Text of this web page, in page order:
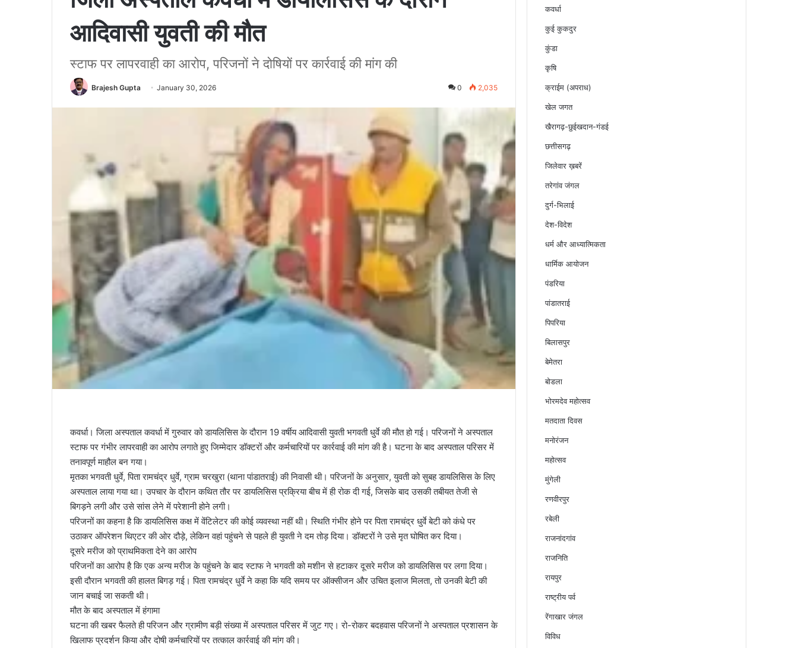
आदिवासी युवती की मौत
स्टाफ पर लापरवाही का आरोप, परिजनों ने दोषियों पर कार्रवाई की मांग की
Brajesh Gupta January 30, 2026 0 2,035
कवर्धा। जिला अस्पताल कवर्धा में गुरुवार को डायलिसिस के दौरान 19 वर्षीय आदिवासी युवती भगवती धुर्वे की मौत हो गई। परिजनों ने अस्पताल
स्टाफ पर गंभीर लापरवाही का आरोप लगाते हुए जिम्मेदार डॉक्टरों और कर्मचारियों पर कार्रवाई की मांग की है। घटना के बाद अस्पताल परिसर में
तनावपूर्ण माहौल बन गया।
मृतका भगवती धुर्वे, पिता रामचंद्र धुर्वे, ग्राम चरखुरा (थाना पांडातराई) की निवासी थी। परिजनों के अनुसार, युवती को सुबह डायलिसिस के लिए
अस्पताल लाया गया था। उपचार के दौरान कथित तौर पर डायलिसिस प्रक्रिया बीच में ही रोक दी गई, जिसके बाद उसकी तबीयत तेजी से
बिगड़ने लगी और उसे सांस लेने में परेशानी होने लगी।
परिजनों का कहना है कि डायलिसिस कक्ष में वेंटिलेटर की कोई व्यवस्था नहीं थी। स्थिति गंभीर होने पर पिता रामचंद्र धुर्वे बेटी को कंधे पर
उठाकर ऑपरेशन थिएटर की ओर दौड़े, लेकिन वहां पहुंचने से पहले ही युवती ने दम तोड़ दिया। डॉक्टरों ने उसे मृत घोषित कर दिया।
दूसरे मरीज को प्राथमिकता देने का आरोप
परिजनों का आरोप है कि एक अन्य मरीज के पहुंचने के बाद स्टाफ ने भगवती को मशीन से हटाकर दूसरे मरीज को डायलिसिस पर लगा दिया।
इसी दौरान भगवती की हालत बिगड़ गई। पिता रामचंद्र धुर्वे ने कहा कि यदि समय पर ऑक्सीजन और उचित इलाज मिलता, तो उनकी बेटी की
जान बचाई जा सकती थी।
मौत के बाद अस्पताल में हंगामा
घटना की खबर फैलते ही परिजन और ग्रामीण बड़ी संख्या में अस्पताल परिसर में जुट गए। रो-रोकर बदहवास परिजनों ने अस्पताल प्रशासन के
खिलाफ प्रदर्शन किया और दोषी कर्मचारियों पर तत्काल कार्रवाई की मांग की।
कवर्धा
कुई कुकदुर
कुंडा
कृषि
क्राईम (अपराध)
खेल जगत
खैरागढ़-छुईखदान-गंडई
छत्तीसगढ़
जिलेवार ख़बरें
तरेगांव जंगल
दुर्ग-भिलाई
देश-विदेश
धर्म और आध्यात्मिकता
धार्मिक आयोजन
पंडरिया
पांडातराई
पिपरिया
बिलासपुर
बेमेतरा
बोडला
भोरमदेव महोत्सव
मतदाता दिवस
मनोरंजन
महोत्सव
मुंगेली
रणवीरपुर
रबेली
राजनांदगांव
राजनिति
रायपुर
राष्ट्रीय पर्व
रेंगाखार जंगल
विविध